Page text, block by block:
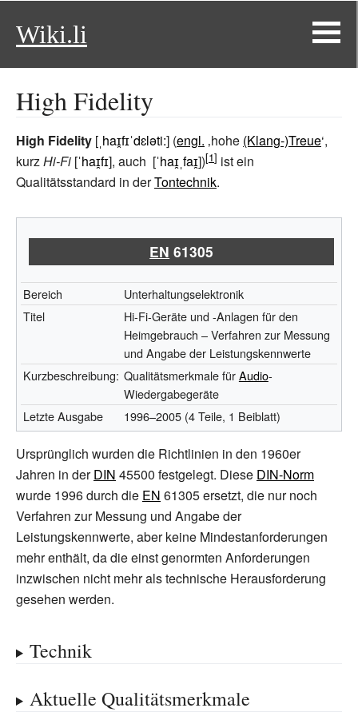
Wiki.li
High Fidelity
High Fidelity [ ˌhaɪ̯fɪˈdɛləti:] (engl. ‚hohe (Klang-)Treue‘,
kurzHi-Fi [ˈhaɪ̯fɪ], auch [ˈhaɪ̯ˌfaɪ̯])
ist ein
Qualitätsstandard in derTontechnik.
EN 61305
Bereich
Unterhaltungselektronik
Titel
Hi-Fi-Geräte und -Anlagen für den
Heimgebrauch – Verfahren zur Messung
und Angabe der Leistungskennwerte
Kurzbeschreibung: Qualitätsmerkmale fürAudio-
Wiedergabegeräte
LetzteAusgabe 1996–2005 (4 Teile, 1 Beiblatt)
Ursprünglich wurden die Richtlinien in den 1960er
Jahren in derDIN 45500 festgelegt. Diese DIN-Norm
wurde 1996 durch die EN 61305 ersetzt, die nur noch
Verfahren zur Messung und Angabe der
Leistungskennwerte, aber keine Mindestanforderungen
mehr enthält, da die einst genormten Anforderungen
inzwischen nicht mehr als technische Herausforderung
gesehen werden.
Technik
Aktuelle Qualitätsmerkmale